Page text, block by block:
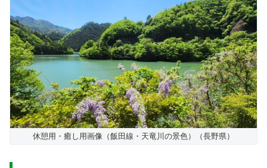
休憩用・癒し用画像（飯田線・天竜川の景色）（長野県）